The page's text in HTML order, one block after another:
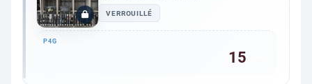
VERROUILLÉ
15